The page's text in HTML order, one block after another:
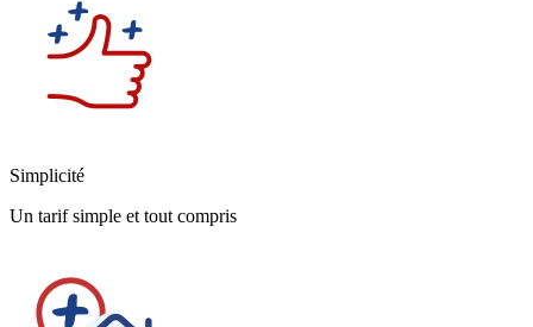
Simplicité
Un tarif simple et tout compris